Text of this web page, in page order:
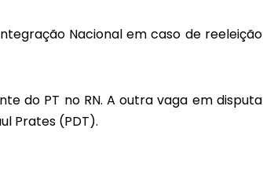
Nacional em caso de reeleição
do PT no RN. A outra vaga em disputa
Prates (PDT).